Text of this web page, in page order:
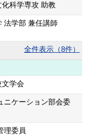
科学専攻 助教
法学部 兼任講師
全件表示（8件）
文学会
ニケーション部会委
理委員